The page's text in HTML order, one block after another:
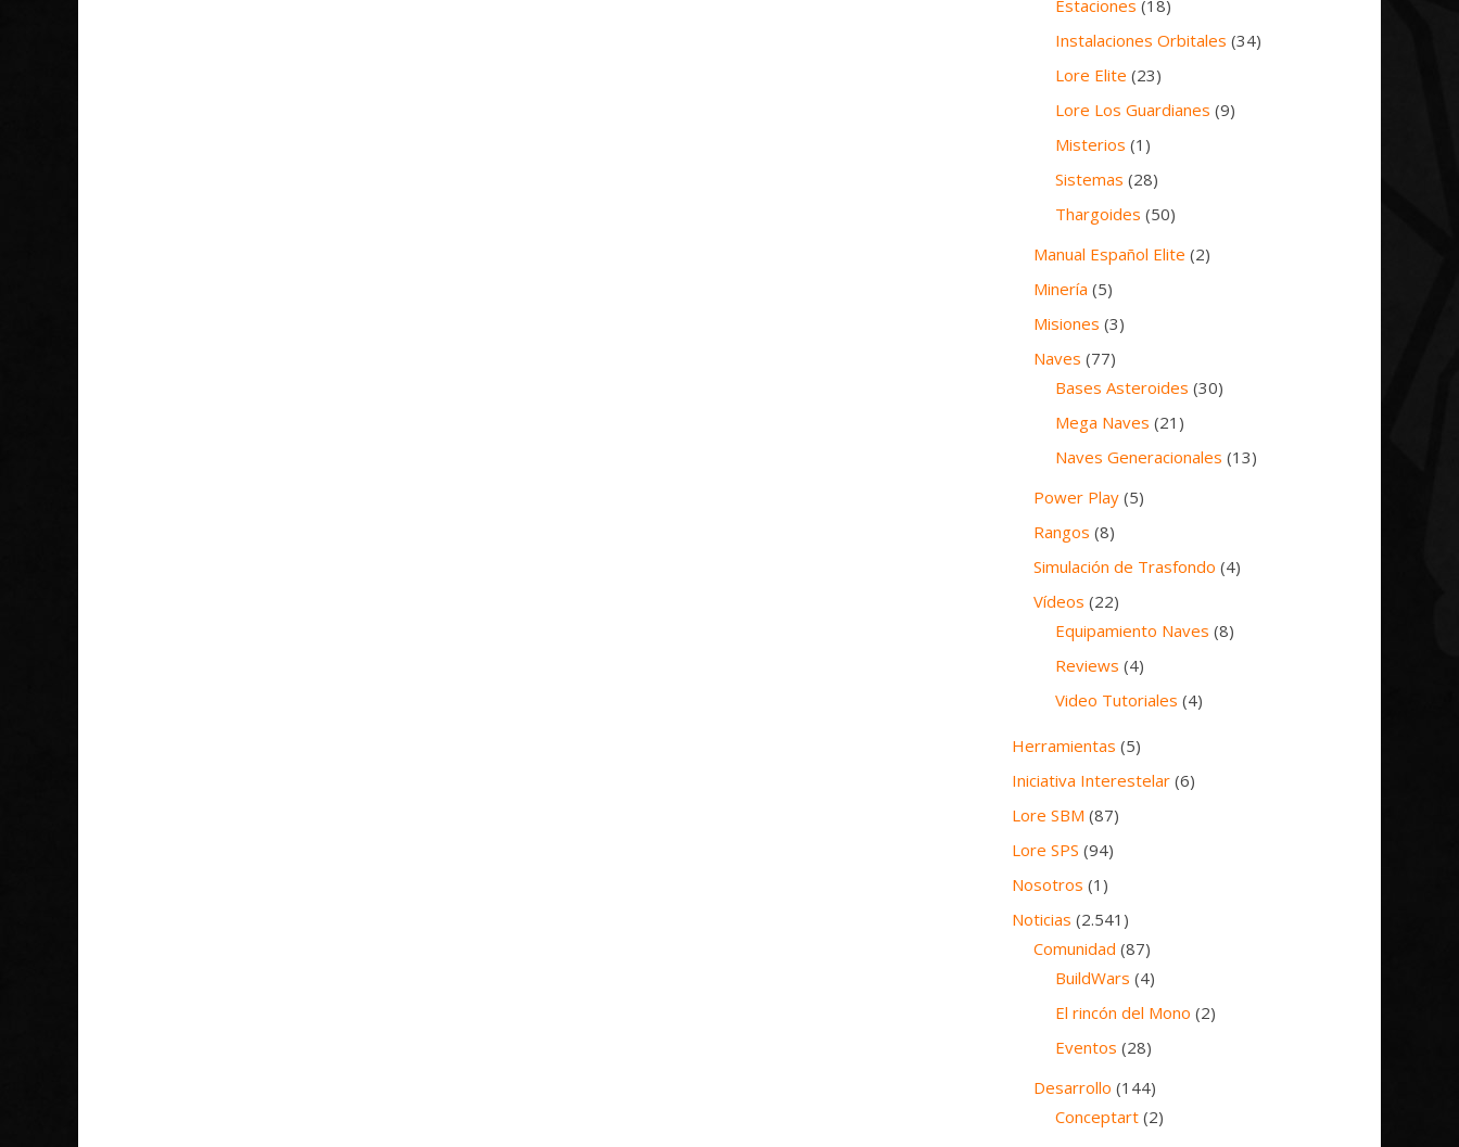
Estaciones (18)
Instalaciones Orbitales (34)
Lore Elite (23)
Lore Los Guardianes (9)
Misterios (1)
Sistemas (28)
Thargoides (50)
Manual Español Elite (2)
Minería (5)
Misiones (3)
Naves (77)
Bases Asteroides (30)
Mega Naves (21)
Naves Generacionales (13)
Power Play (5)
Rangos (8)
Simulación de Trasfondo (4)
Vídeos (22)
Equipamiento Naves (8)
Reviews (4)
Video Tutoriales (4)
Herramientas (5)
Iniciativa Interestelar (6)
Lore SBM (87)
Lore SPS (94)
Nosotros (1)
Noticias (2.541)
Comunidad (87)
BuildWars (4)
El rincón del Mono (2)
Eventos (28)
Desarrollo (144)
Conceptart (2)